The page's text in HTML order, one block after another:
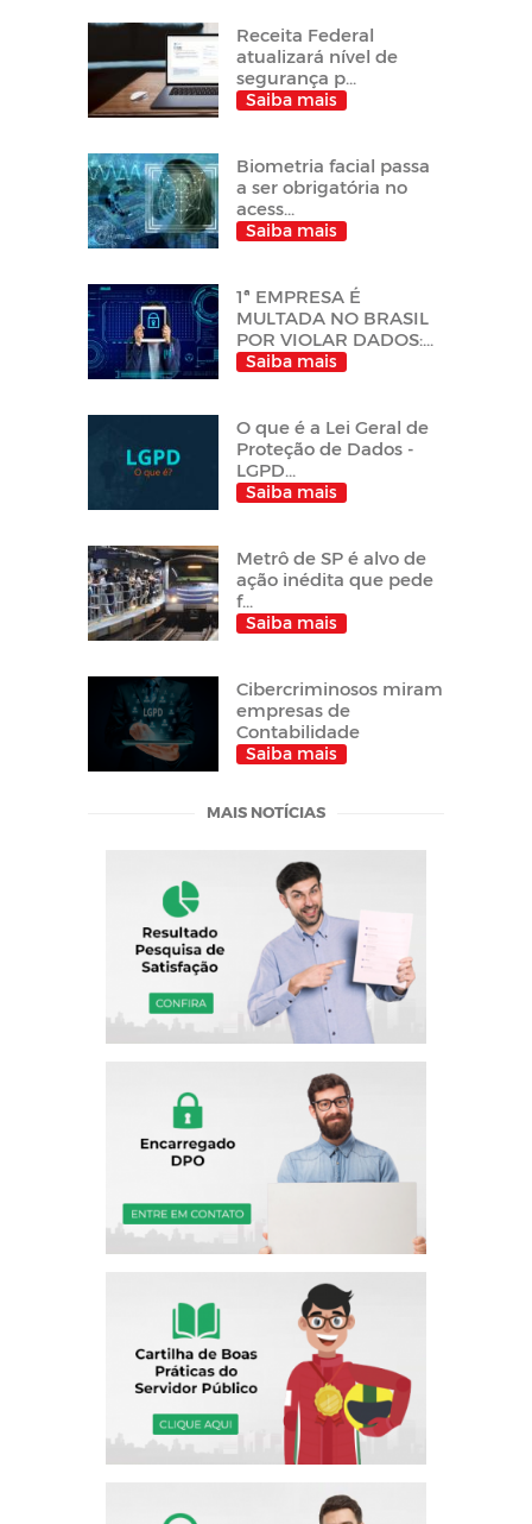
Receita Federal
atualizará nível de
segurança p...
Saiba mais
Biometria facial passa
a ser obrigatória no
acess...
Saiba mais
1ª EMPRESA É
MULTADA NO BRASIL
POR VIOLAR DADOS:...
Saiba mais
O que é a Lei Geral de
Proteção de Dados -
LGPD...
Saiba mais
Metrô de SP é alvo de
ação inédita que pede
f...
Saiba mais
Cibercriminosos miram
empresas de
Contabilidade
Saiba mais
MAIS NOTÍCIAS